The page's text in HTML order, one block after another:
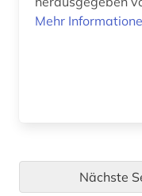
Mehr
Nächste